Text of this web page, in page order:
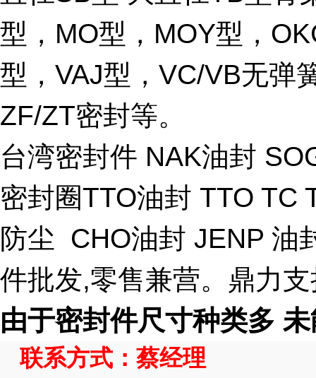
型，MO型，MOY型，
型，VAJ型，VC/VB无弹
ZF/ZT密封等。
台湾密封件 NAK油封
密封圈TTO油封 TTO TC
防尘 CHO油封 JENP 油
件批发,零售兼营。鼎力
由于密封件尺寸种类多
联系方式：蔡经理